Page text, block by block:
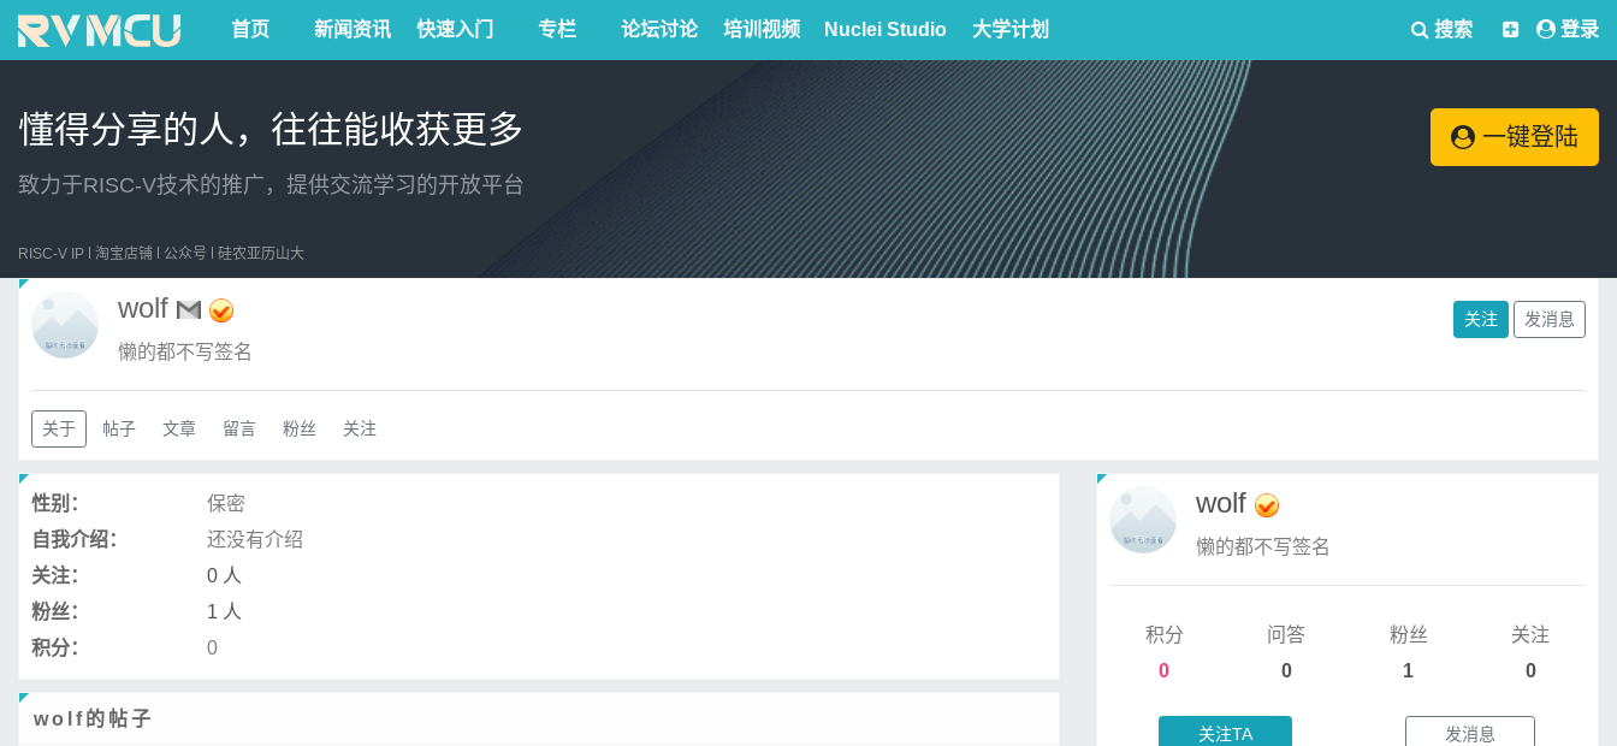
首页 新闻资讯 快速入门 专栏 论坛讨论 培训视频 Nuclei Studio 大学计划 搜索 登录
懂得分享的人，往往能收获更多
致力于RISC-V技术的推广，提供交流学习的开放平台
一键登陆
RISC-V IP 淘宝店铺 公众号 硅农亚历山大
wolf
懒的都不写签名
关注 发消息
关于 帖子 文章 留言 粉丝 关注
性别：
保密
自我介绍：
还没有介绍
关注：
0 人
粉丝：
1 人
积分：
0
wolf的帖子
wolf
懒的都不写签名
积分
0
问答
0
粉丝
1
关注
0
关注TA 发消息